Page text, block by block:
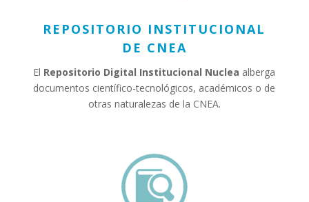
REPOSITORIO INSTITUCIONAL
DE CNEA
El Repositorio Digital Institucional Nuclea alberga
documentos científico-tecnológicos, académicos o de
otras naturalezas de la CNEA.